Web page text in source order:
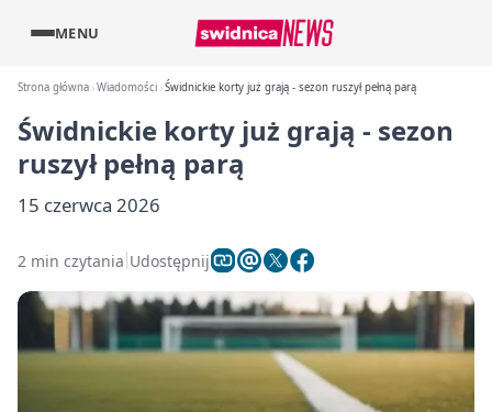
MENU
Strona główna Wiadomości Świdnickie korty już grają - sezon ruszył pełną parą
Świdnickie korty już grają - sezon
ruszył pełną parą
15 czerwca 2026
2 min czytania Udostępnij